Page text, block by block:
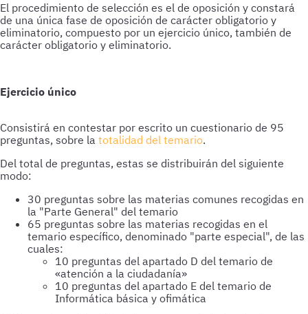
El procedimiento de selección es el de oposición y constará
de una única fase de oposición de carácter obligatorio y
eliminatorio, compuesto por un ejercicio único, también de
carácter obligatorio y eliminatorio.
Ejercicio único
Consistirá en contestar por escrito un cuestionario de 95
preguntas, sobre la totalidad del temario.
Del total de preguntas, estas se distribuirán del siguiente
modo:
30 preguntas sobre las materias comunes recogidas en
la "Parte General" del temario
65 preguntas sobre las materias recogidas en el
temario específico, denominado "parte especial", de las
cuales:
10 preguntas del apartado D del temario de
«atención a la ciudadanía»
10 preguntas del apartado E del temario de
Informática básica y ofimática